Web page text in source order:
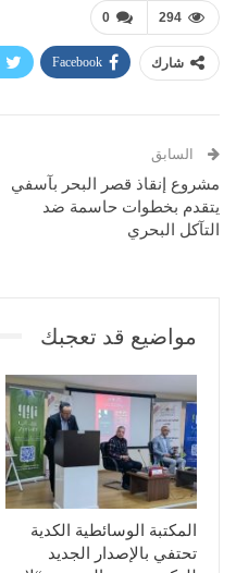
0 294
شارك Facebook
السابق
مشروع إنقاذ قصر البحر بآسفي
يتقدم بخطوات حاسمة ضد
التآكل البحري
مواضيع قد تعجبك
المكتبة الوسائطية الكدية
تحتفي بالإصدار الجديد